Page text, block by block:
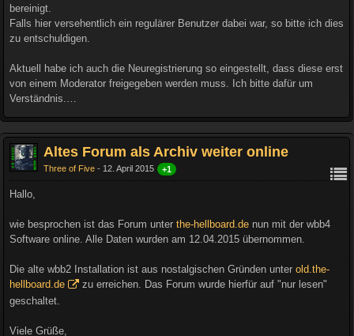
bereinigt.
Falls hier versehentlich ein regulärer Benutzer dabei war, so bitte ich dies
zu entschuldigen.
Aktuell habe ich auch die Neuregistrierung so eingestellt, dass diese erst
von einem Moderator freigegeben werden muss. Ich bitte dafür um
Verständnis.…
Altes Forum als Archiv weiter online
Three of Five 12. April 2015 +1
Hallo,
wie besprochen ist das Forum unter the-hellboard.de nun mit der wbb4
Software online. Alle Daten wurden am 12.04.2015 übernommen.
Die alte wbb2 Installation ist aus nostalgischen Gründen unter old.the-
hellboard.de
zu erreichen. Das Forum wurde hierfür auf "nur lesen"
geschaltet.
Viele Grüße,